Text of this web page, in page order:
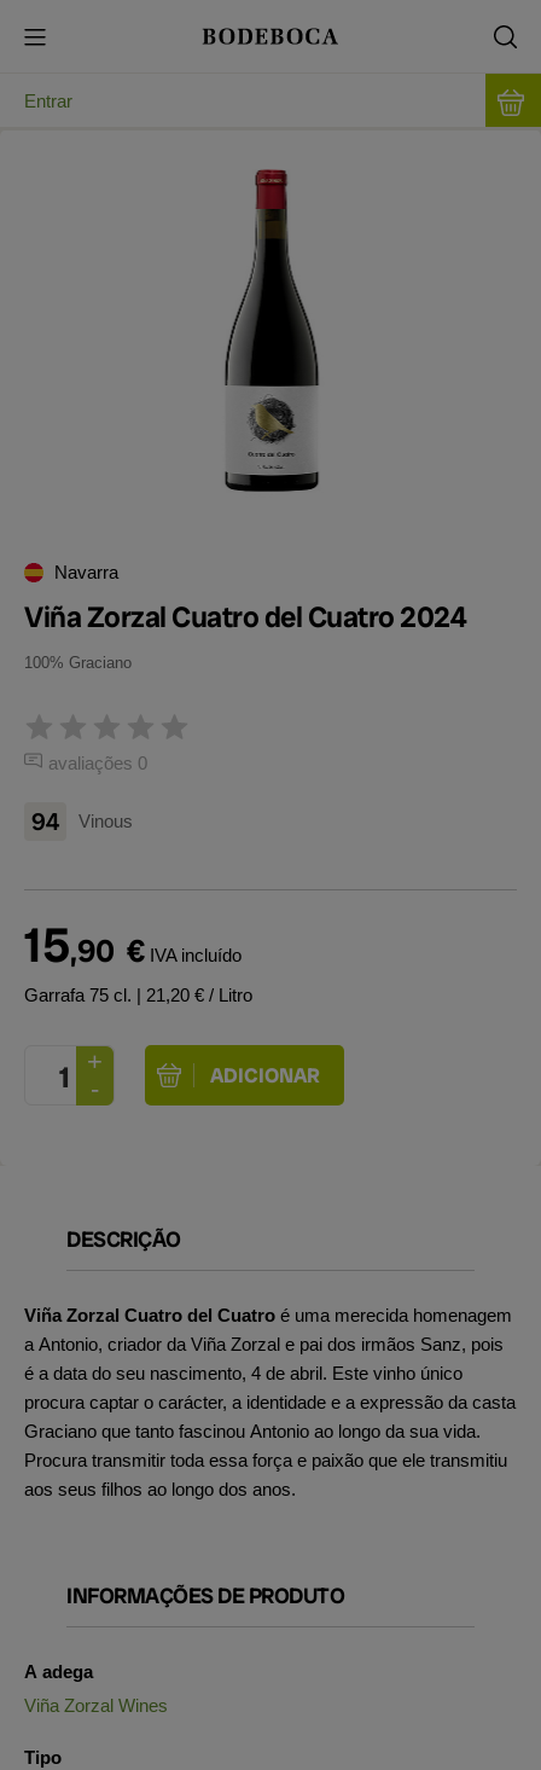
Entrar
Navarra
Viña Zorzal Cuatro del Cuatro 2024
100% Graciano
avaliações 0
94 Vinous
15,90 € IVA incluído
Garrafa 75 cl. | 21,20 € / Litro
DESCRIÇÃO
Viña Zorzal Cuatro del Cuatro é uma merecida homenagem
a Antonio, criador da Viña Zorzal e pai dos irmãos Sanz, pois
é a data do seu nascimento, 4 de abril. Este vinho único
procura captar o carácter, a identidade e a expressão da casta
Graciano que tanto fascinou Antonio ao longo da sua vida.
Procura transmitir toda essa força e paixão que ele transmitiu
aos seus filhos ao longo dos anos.
INFORMAÇÕES DE PRODUTO
A adega
Viña Zorzal Wines
Tipo